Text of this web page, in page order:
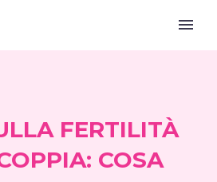
FERTILITÀ
COSA